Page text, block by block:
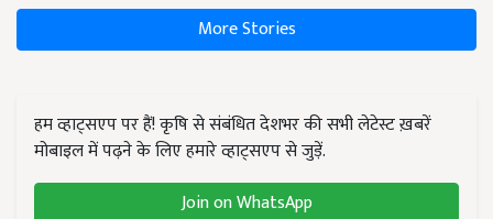
More Stories
हम व्हाट्सएप पर हैं! कृषि से संबंधित देशभर की सभी लेटेस्ट ख़बरें
मोबाइल में पढ़ने के लिए हमारे व्हाट्सएप से जुड़ें.
Join on WhatsApp